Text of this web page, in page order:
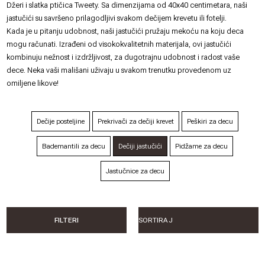
Džeri i slatka ptičica Tweety. Sa dimenzijama od 40x40 centimetara, naši
jastučići su savršeno prilagodljivi svakom dečijem krevetu ili fotelji.
Kada je u pitanju udobnost, naši jastučići pružaju mekoću na koju deca
mogu računati. Izrađeni od visokokvalitetnih materijala, ovi jastučići
kombinuju nežnost i izdržljivost, za dugotrajnu udobnost i radost vaše
dece. Neka vaši mališani uživaju u svakom trenutku provedenom uz
omiljene likove!
Dečije posteljine Prekrivači za dečiji krevet Peškiri za decu
Bademantili za decu Dečiji jastučići Pidžame za decu
Jastučnice za decu
FILTERI